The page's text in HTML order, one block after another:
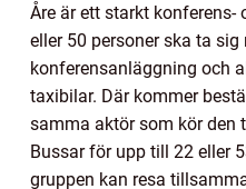
Åre är ett starkt konferens-
eller 50 personer ska ta
konferensanläggning och
taxibilar. Där kommer
samma aktör som kör den
Bussar för upp till 22 eller
gruppen kan resa